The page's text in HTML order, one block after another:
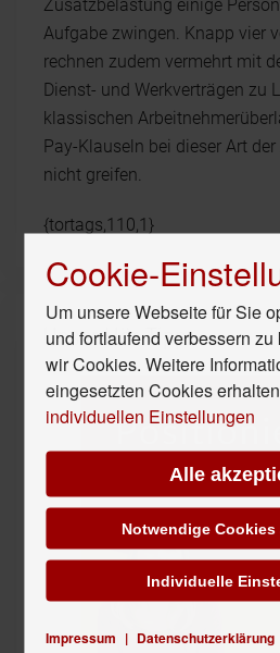
Zusatzbelastung einige
Aufgabe zwingen. Knapp vier
rechnen zudem vermehrt mit
Dienst- und Werkverträgen zu
klassischen
Pay-Klauseln bei dieser Art
nicht greifen.
{tortags,110,1}
Unser Hör-Tipp
Cookie-
Um unsere Webseite für Sie
und fortlaufend verbessern
wir Cookies. Weitere
eingesetzten Cookies
individuellen Einstellungen
Alle
Notwendige Cookies
Impressum | Datenschutzerklärung
Individuelle